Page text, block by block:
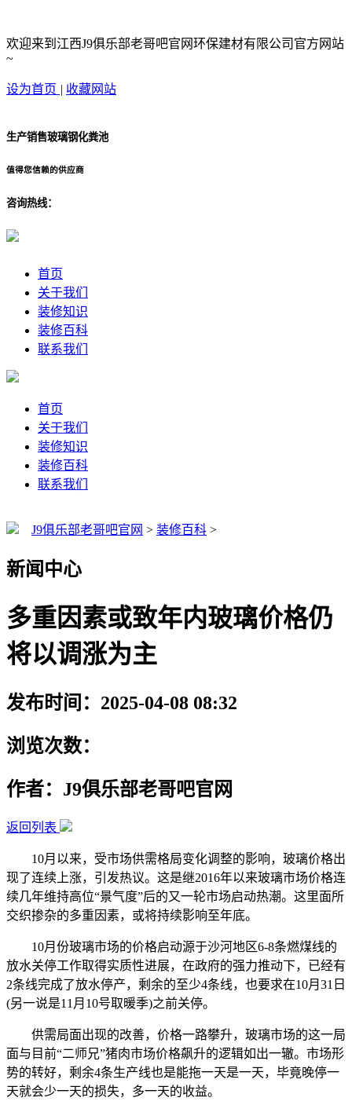
欢迎来到江西J9俱乐部老哥吧官网环保建材有限公司官方网站
~
设为首页 | 收藏网站
生产销售玻璃钢化粪池
值得您信赖的供应商
咨询热线：
首页
关于我们
装修知识
装修百科
联系我们
首页
关于我们
装修知识
装修百科
联系我们
J9俱乐部老哥吧官网 > 装修百科 >
新闻中心
多重因素或致年内玻璃价格仍
将以调涨为主
发布时间：2025-04-08 08:32
浏览次数：
作者：J9俱乐部老哥吧官网
返回列表
10月以来，受市场供需格局变化调整的影响，玻璃价格出
现了连续上涨，引发热议。这是继2016年以来玻璃市场价格连
续几年维持高位“景气度”后的又一轮市场启动热潮。这里面所
交织掺杂的多重因素，或将持续影响至年底。
10月份玻璃市场的价格启动源于沙河地区6-8条燃煤线的
放水关停工作取得实质性进展，在政府的强力推动下，已经有
2条线完成了放水停产，剩余的至少4条线，也要求在10月31日
(另一说是11月10号取暖季)之前关停。
供需局面出现的改善，价格一路攀升，玻璃市场的这一局
面与目前“二师兄”猪肉市场价格飙升的逻辑如出一辙。市场形
势的转好，剩余4条生产线也是能拖一天是一天，毕竟晚停一
天就会少一天的损失，多一天的收益。